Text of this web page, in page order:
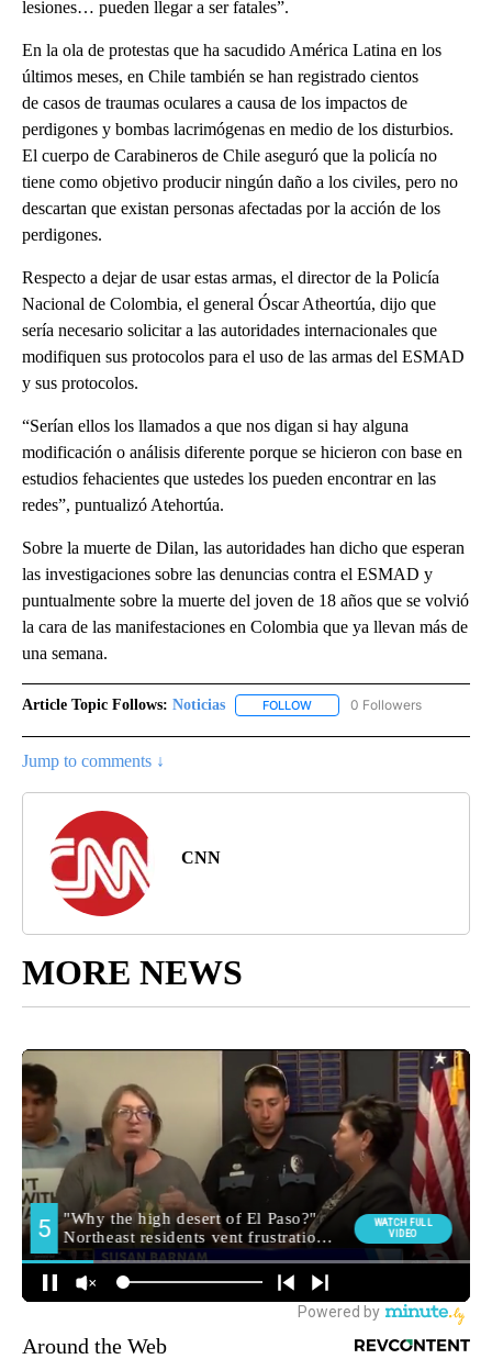
lesiones… pueden llegar a ser fatales”.
En la ola de protestas que ha sacudido América Latina en los
últimos meses, en Chile también se han registrado cientos
de casos de traumas oculares a causa de los impactos de
perdigones y bombas lacrimógenas en medio de los disturbios.
El cuerpo de Carabineros de Chile aseguró que la policía no
tiene como objetivo producir ningún daño a los civiles, pero no
descartan que existan personas afectadas por la acción de los
perdigones.
Respecto a dejar de usar estas armas, el director de la Policía
Nacional de Colombia, el general Óscar Atheortúa, dijo que
sería necesario solicitar a las autoridades internacionales que
modifiquen sus protocolos para el uso de las armas del ESMAD
y sus protocolos.
“Serían ellos los llamados a que nos digan si hay alguna
modificación o análisis diferente porque se hicieron con base en
estudios fehacientes que ustedes los pueden encontrar en las
redes”, puntualizó Atehortúa.
Sobre la muerte de Dilan, las autoridades han dicho que esperan
las investigaciones sobre las denuncias contra el ESMAD y
puntualmente sobre la muerte del joven de 18 años que se volvió
la cara de las manifestaciones en Colombia que ya llevan más de
una semana.
Article Topic Follows: Noticias FOLLOW FOLLOW "NOTICIAS" TO
0 Followers
Jump to comments ↓
CNN
MORE NEWS
Around the Web